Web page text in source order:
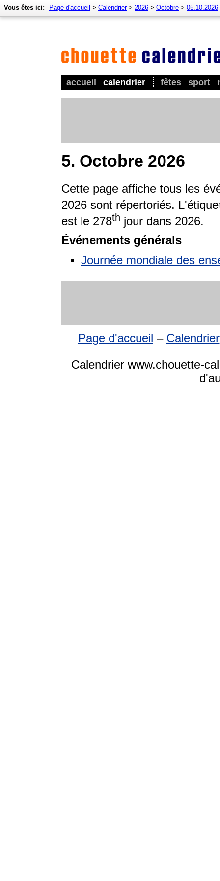
accueil calendrier fêtes sport
Vous êtes ici: Page d'accueil > Calendrier> 2026 > Octobre > 05.10.2026
5. Octobre 2026
Cette page affiche tous les
2026 sont répertoriés.
est le 278th jour dans 2026.
Événements générals
Journée mondiale des
Page d'accueil – Calendrier
Calendrier www.chouette-